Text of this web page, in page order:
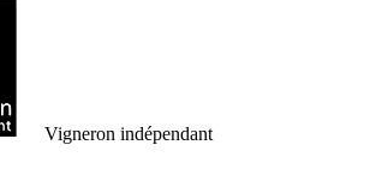
Vigneron indépendant